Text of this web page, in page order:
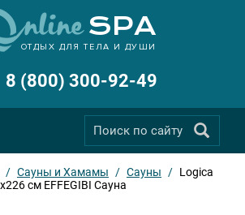
ОТДЫХ ДЛЯ ТЕЛА И ДУШИ
8 (800) 300-92-49
/ Сауны и Хамамы / Сауны / Logica
см EFFEGIBI Сауна